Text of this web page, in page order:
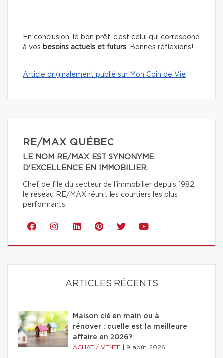
En conclusion, le bon prêt, c’est celui qui correspond
à vos besoins actuels et futurs. Bonnes réflexions!
Article originalement publié sur Mon Coin de Vie
RE/MAX QUÉBEC
LE NOM RE/MAX EST SYNONYME
D'EXCELLENCE EN IMMOBILIER.
Chef de file du secteur de l'immobilier depuis 1982,
le réseau RE/MAX réunit les courtiers les plus
performants.
ARTICLES RÉCENTS
Maison clé en main ou à
rénover : quelle est la meilleure
affaire en 2026?
ACHAT / VENTE 9 août 2026